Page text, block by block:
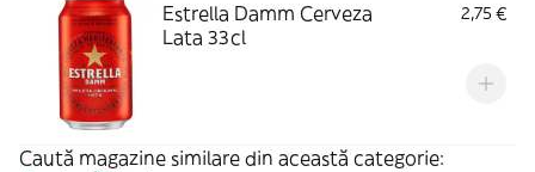
Estrella Damm Cerveza
Lata 33cl
2,75 €
Caută magazine similare din această categorie: